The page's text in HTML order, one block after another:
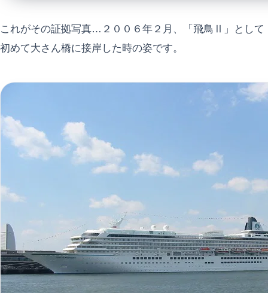
これがその証拠写真…２００６年２月、「飛鳥Ⅱ」として
初めて大さん橋に接岸した時の姿です。